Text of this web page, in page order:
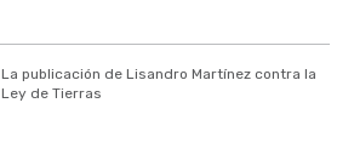
La publicación de Lisandro Martínez contra la
Ley de Tierras